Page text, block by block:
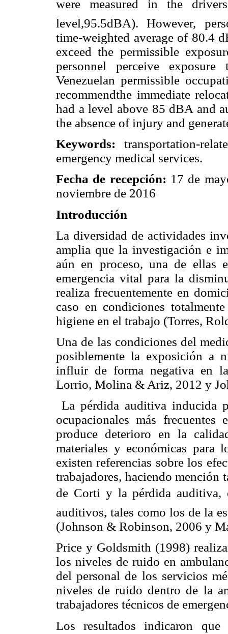
were measured in the
level,95.5dBA). However,
time-weighted average of 80.4
exceed the permissible
personnel perceive
Venezuelan permissible
recommendthe immediate
had a level above 85 dBA and
the absence of injury and
Keywords: transportation-
emergency medical services.
Fecha de recepción: 17 de
noviembre de 2016
Introducción
La diversidad de actividades
amplia que la investigación e
aún en proceso, una de ellas
emergencia vital para la
realiza frecuentemente en
caso en condiciones
higiene en el trabajo (Torres,
Una de las condiciones del
posiblemente la exposición a
influir de forma negativa en
Lorrio, Molina & Ariz, 2012 y
La pérdida auditiva inducida
ocupacionales más frecuentes
produce deterioro en la
materiales y económicas para
existen referencias sobre los
trabajadores, haciendo mención
de Corti y la pérdida auditiva,
auditivos, tales como los de la
(Johnson & Robinson, 2006 y
Price y Goldsmith (1998)
los niveles de ruido en
del personal de los servicios
niveles de ruido dentro de la
trabajadores técnicos de
Los resultados indicaron